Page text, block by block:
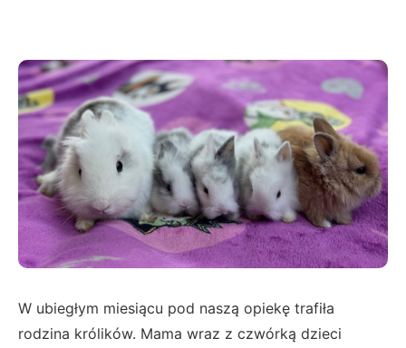
W ubiegłym miesiącu pod naszą opiekę trafiła
rodzina królików. Mama wraz z czwórką dzieci